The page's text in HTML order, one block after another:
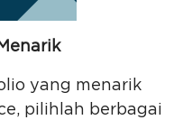
yang menarik
pilihlah berbagai